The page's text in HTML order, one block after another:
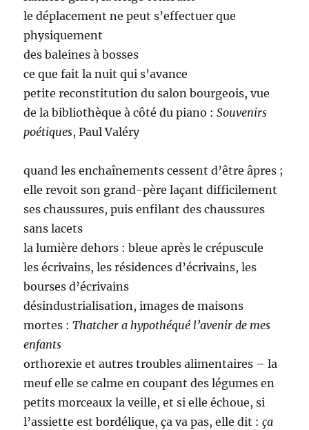
le déplacement ne peut s’effectuer que
physiquement
des baleines à bosses
ce que fait la nuit qui s’avance
petite reconstitution du salon bourgeois, vue
de la bibliothèque à côté du piano :Souvenirs
poétiques, Paul Valéry
quand les enchaînements cessent d’être âpres ;
elle revoit son grand-père laçant difficilement
ses chaussures, puis enfilant des chaussures
sans lacets
la lumière dehors : bleue après le crépuscule
les écrivains, les résidences d’écrivains, les
bourses d’écrivains
désindustrialisation, images de maisons
mortes :Thatcher a hypothéqué l’avenir de mes
enfants
orthorexie et autres troubles alimentaires – la
meuf elle se calme en coupant des légumes en
petits morceaux la veille, et si elle échoue, si
l’assiette est bordélique, ça va pas, elle dit :ça